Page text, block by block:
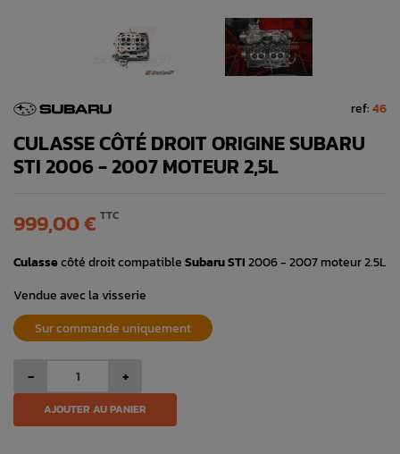
ref:46
CULASSE CÔTÉ DROIT ORIGINE SUBARU
STI 2006 - 2007 MOTEUR 2,5L
999,00 € TTC
Culassecôté droit compatibleSubaru STI2006 - 2007 moteur 2.5L
Vendue avec la visserie
Sur commande uniquement
- +
AJOUTER AU PANIER